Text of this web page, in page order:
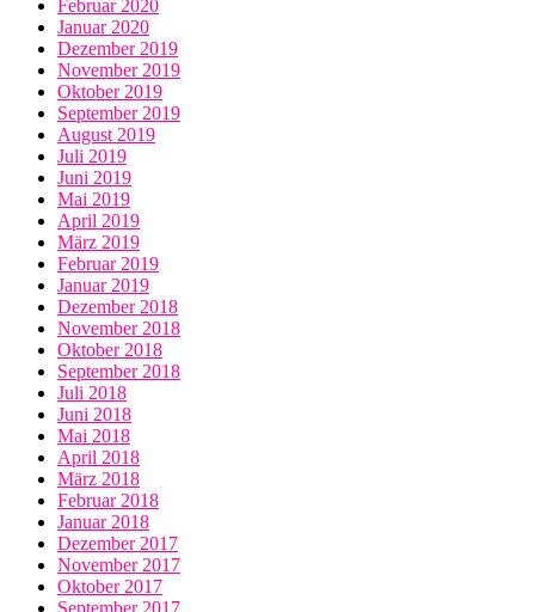
Februar 2020
Januar 2020
Dezember 2019
November 2019
Oktober 2019
September 2019
August 2019
Juli 2019
Juni 2019
Mai 2019
April 2019
März 2019
Februar 2019
Januar 2019
Dezember 2018
November 2018
Oktober 2018
September 2018
Juli 2018
Juni 2018
Mai 2018
April 2018
März 2018
Februar 2018
Januar 2018
Dezember 2017
November 2017
Oktober 2017
September 2017